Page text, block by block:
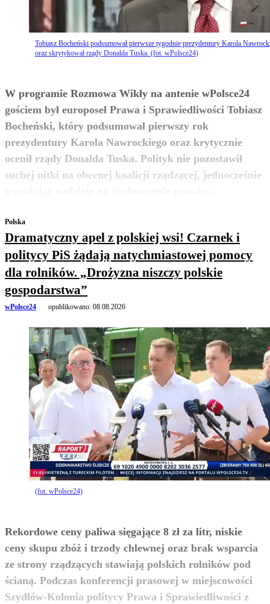
Tobiasz Bocheński podsumował pierwsze tygodnie prezydentury Karola
oraz skrytykował rządy Donalda Tuska. (fot. wPolsce24)
W programie Rozmowa Wikły na antenie wPolsce24
gościem był europoseł Prawa i Sprawiedliwości Tobiasz
Bocheński, który podsumował pierwszy rok
prezydentury Karola Nawrockiego oraz krytycznie
ocenił rządy Donalda Tuska. Polityk nie pozostawił
suchej nitki na obecnej koalicji rządzącej, jednocześnie
zobacz więcej
Polska
Dramatyczny apel z polskiej wsi! Czarnek i
politycy PiS żądają natychmiastowej pomocy
dla rolników. „Drożyzna niszczy polskie
gospodarstwa”
wPolsce24 opublikowano: 08.08.2026
(fot. wPolsce24)
Rekordowe ceny paliwa sięgające 8 zł za litr, niskie
ceny skupu zbóż i trzody chlewnej oraz brak wsparcia
ze strony rządzących stawiają polskich rolników pod
ścianą. Podczas konferencji prasowej w miejscowości
Szydłów-Kolonia politycy Prawa i Sprawiedliwości z